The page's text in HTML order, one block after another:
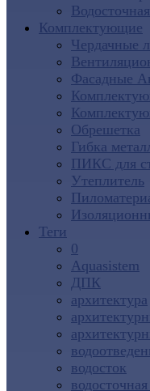
Комплектующие
Чердачные
Фасадные
Обрешетка
Гибка
ПИКС для
Утеплитель
Теги
0
Aquasistem
ДПК
архитектура
водосток